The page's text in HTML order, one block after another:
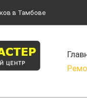
в Тамбове